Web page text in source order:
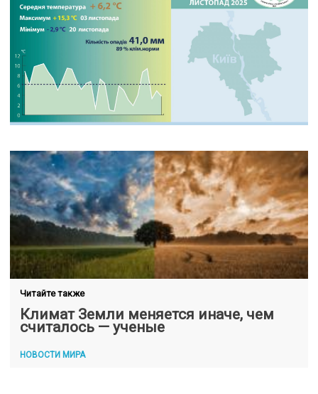
Читайте также
Климат Земли меняется иначе, чем
считалось — ученые
НОВОСТИ МИРА